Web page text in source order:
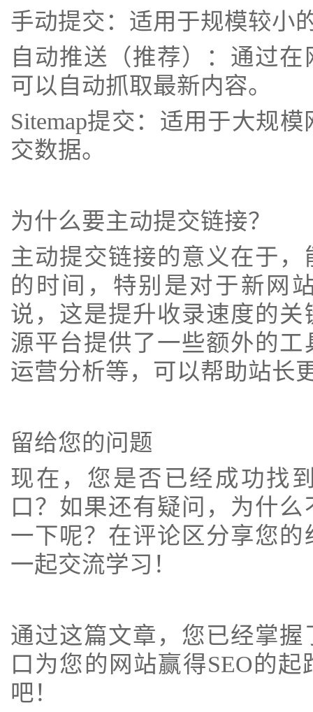
手动提交：适用于规模较小
自动推送（推荐）：通过
可以自动抓取最新内容。
Sitemap提交：适用于大规
交数据。
为什么要主动提交链接？
主动提交链接的意义在于
的时间，特别是对于新网
说，这是提升收录速度的
源平台提供了一些额外的
运营分析等，可以帮助站长
留给您的问题
现在，您是否已经成功找
口？如果还有疑问，为什
一下呢？在评论区分享您
一起交流学习！
通过这篇文章，您已经掌
口为您的网站赢得SEO的
吧！